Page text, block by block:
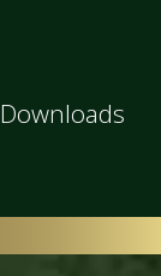
Downloads